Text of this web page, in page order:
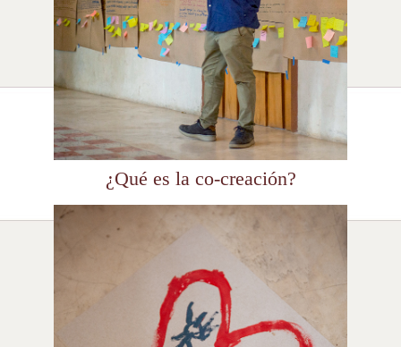
¿Qué es la co-creación?